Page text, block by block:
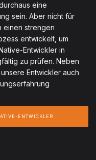
eine
sein. Aber nicht für
einen strengen
entwickelt, um
Entwickler in
zu prüfen. Neben
Entwickler auch
ENTWICKLER